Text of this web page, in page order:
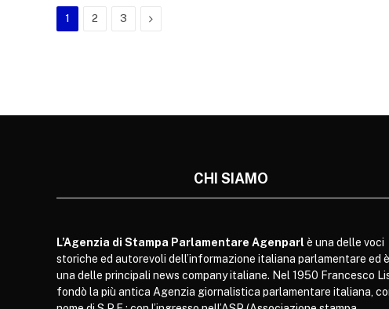
1 2 3 Next
CHI SIAMO
L’Agenzia di Stampa Parlamentare Agenparl è una delle voci
storiche ed autorevoli dell’informazione italiana parlamentare ed è
una delle principali news company italiane. Nel 1950 Francesco
fondò la più antica Agenzia giornalistica parlamentare italiana,